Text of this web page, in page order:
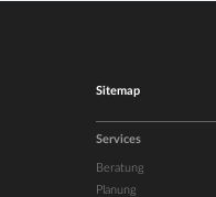
Sitemap
Services
Beratung
Planung